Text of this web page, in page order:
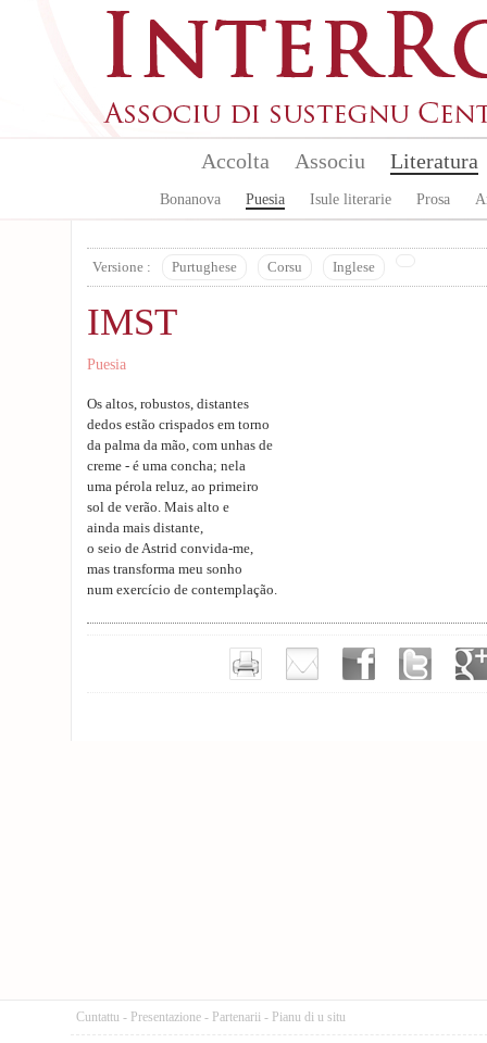
Accolta Associu Literatura
Bonanova Puesia Isule literarie Prosa
Versione : Purtughese Corsu Inglese
IMST
Puesia
Os altos, robustos, distantes
dedos estão crispados em torno
da palma da mão, com unhas de
creme - é uma concha; nela
uma pérola reluz, ao primeiro
sol de verão. Mais alto e
ainda mais distante,
o seio de Astrid convida-me,
mas transforma meu sonho
num exercício de contemplação.
Cuntattu - Presentazione - Partenarii - Pianu di u situ